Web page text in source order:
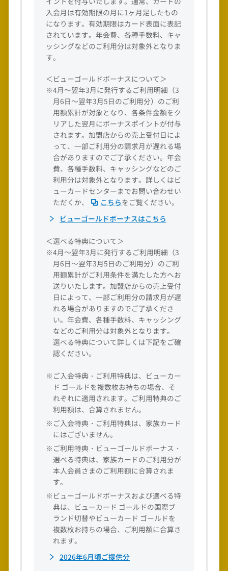
入会月は有効期限の月に1ヶ月足したもの
になります。有効期限はカード表面に表記
されています。年会費、各種手数料、キャ
ッシングなどのご利用分は対象外となりま
す。
＜ビューゴールドボーナスについて＞
※4月～翌年3月に発行するご利用明細（3
月6日～翌年3月5日のご利用分）のご利
用額累計が対象となり、各条件金額をク
リアした翌月にボーナスポイントが付与
されます。加盟店からの売上受付日によ
って、一部ご利用分の請求月が遅れる場
合がありますのでご了承ください。年会
費、各種手数料、キャッシングなどのご
利用分は対象外となります。詳しくはビ
ューカードセンターまでお問い合わせい
ただくか、
こちらをご覧ください。
ビューゴールドボーナスはこちら
＜選べる特典について＞
※4月～翌年3月に発行するご利用明細（3
月6日～翌年3月5日のご利用分）のご利
用額累計がご利用条件を満たした方へお
送りいたします。加盟店からの売上受付
日によって、一部ご利用分の請求月が遅
れる場合がありますのでご了承くださ
い。年会費、各種手数料、キャッシング
などのご利用分は対象外となります。
選べる特典について詳しくは下記をご確
認ください。
※ご入会特典・ご利用特典は、ビューカー
ド ゴールドを複数枚お持ちの場合、そ
れぞれに適用されます。ご利用特典のご
利用額は、合算されません。
※ご入会特典・ご利用特典は、家族カード
にはございません。
※ご利用特典・ビューゴールドボーナス・
選べる特典は、家族カードのご利用分が
本人会員さまのご利用額に合算されま
す。
※ビューゴールドボーナスおよび選べる特
典は、ビューカード ゴールドの国際ブ
ランド切替やビューカード ゴールドを
複数枚お持ちの場合、ご利用額に合算さ
れます。
2026年6月頃ご提供分